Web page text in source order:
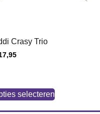
Crasy Trio
selecteren